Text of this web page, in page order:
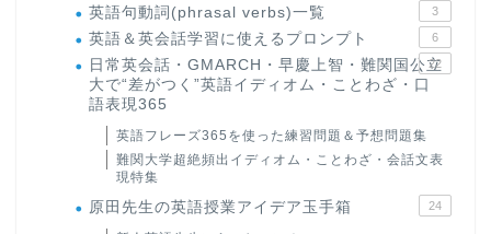
英語句動詞(phrasal verbs)一覧 3
英語＆英会話学習に使えるプロンプト 6
日常英会話・GMARCH・早慶上智・難関国公立
大で“差がつく”英語イディオム・ことわざ・口
語表現365
22
英語フレーズ365を使った練習問題＆予想問題集
難関大学超絶頻出イディオム・ことわざ・会話文表
現特集
原田先生の英語授業アイデア玉手箱 24